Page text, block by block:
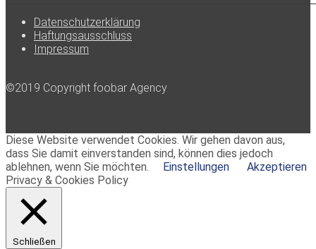
Datenschutzerklärung
Haftungsausschluss
Impressum
©2019 Copyright foobar Agency
Diese Website verwendet Cookies. Wir gehen davon aus,
dass Sie damit einverstanden sind, können dies jedoch
ablehnen, wenn Sie möchten.
Einstellungen
Akzeptieren
Privacy & Cookies Policy
Schließen